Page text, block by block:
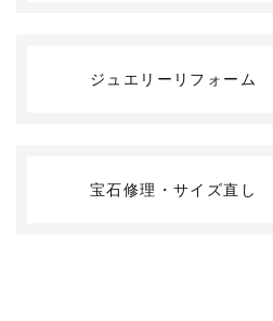
ジュエリーリフォーム
宝石修理・サイズ直し